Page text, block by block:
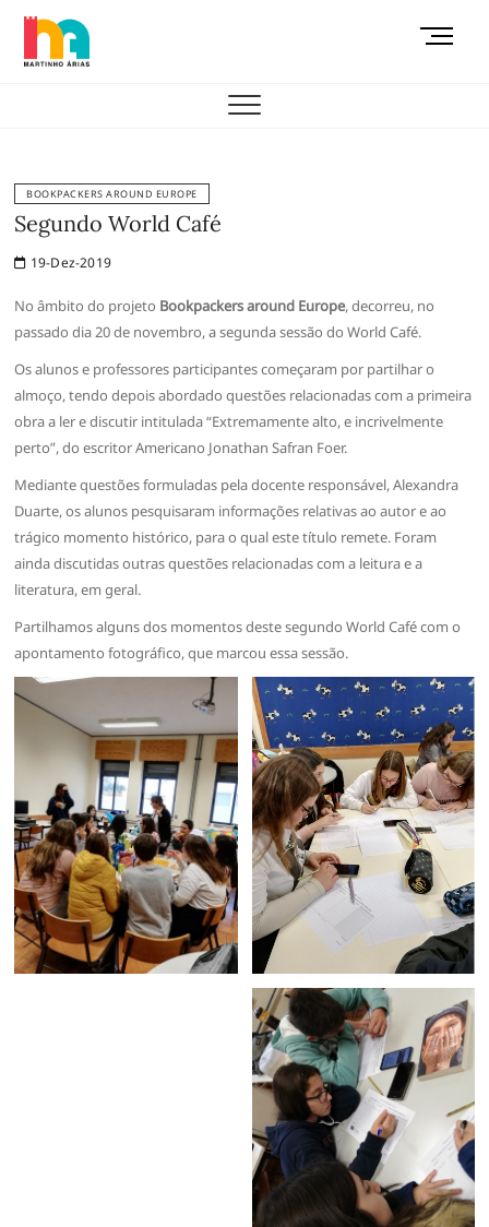
Skip
content
M
BOOKPACKERS AROUND EUROPE
Segundo World Café
19-Dez-2019
No âmbito do projeto Bookpackers around Europe, decorreu, no
passado dia 20 de novembro, a segunda sessão do World Café.
Os alunos e professores participantes começaram por partilhar o
almoço, tendo depois abordado questões relacionadas com a primeira
obra a ler e discutir intitulada “Extremamente alto, e incrivelmente
perto”, do escritor Americano Jonathan Safran Foer.
Mediante questões formuladas pela docente responsável, Alexandra
Duarte, os alunos pesquisaram informações relativas ao autor e ao
trágico momento histórico, para o qual este título remete. Foram
ainda discutidas outras questões relacionadas com a leitura e a
literatura, em geral.
Partilhamos alguns dos momentos deste segundo World Café com o
apontamento fotográfico, que marcou essa sessão.